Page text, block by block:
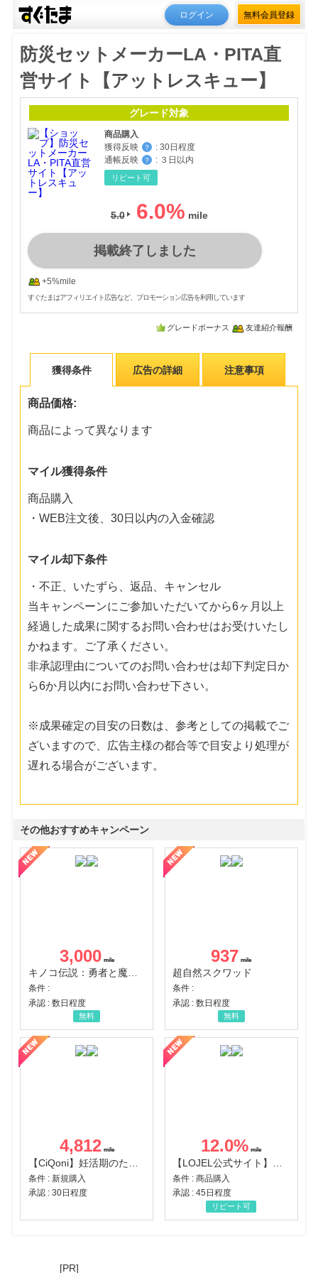
ログイン 無料会員登録
防災セットメーカーLA・PITA直
営サイト【アットレスキュー】
グレード対象
商品購入
獲得反映
？ : 30日程度
通帳反映
？ : ３日以内
リピート可
5.0 6.0%
掲載終了しました
+5%mile
すぐたまはアフィリエイト広告など、プロモーション広告を利用しています
グレードボーナス 友達紹介報酬
獲得条件 広告の詳細 注意事項
商品価格:
商品によって異なります
マイル獲得条件
商品購入
・WEB注文後、30日以内の入金確認
マイル却下条件
・不正、いたずら、返品、キャンセル
当キャンペーンにご参加いただいてから6ヶ月以上
経過した成果に関するお問い合わせはお受けいたし
かねます。ご了承ください。
非承認理由についてのお問い合わせは却下判定日か
ら6か月以内にお問い合わせ下さい。
※成果確定の目安の日数は、参考としての掲載でご
ざいますので、広告主様の都合等で目安より処理が
遅れる場合がございます。
その他おすすめキャンペーン
3,000
キノコ伝説：勇者と魔法のランプ
条件 :
承認 : 数日程度
無料
937
超自然スクワッド
条件 :
承認 : 数日程度
無料
4,812
条件 : 新規購入
承認 : 30日程度
12.0%
条件 : 商品購入
承認 : 45日程度
リピート可
[PR]